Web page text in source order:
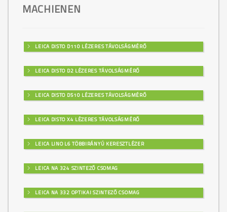
MACHIENEN
LEICA DISTO D110 LÉZERES TÁVOLSÁGMÉRŐ
LEICA DISTO D2 LÉZERES TÁVOLSÁGMÉRŐ
LEICA DISTO D510 LÉZERES TÁVOLSÁGMÉRŐ
LEICA DISTO X4 LÉZERES TÁVOLSÁGMÉRŐ
LEICA LINO L6 TÖBBIRÁNYÚ KERESZTLÉZER
LEICA NA 324 SZINTEZŐ CSOMAG
LEICA NA 332 OPTIKAI SZINTEZŐ CSOMAG